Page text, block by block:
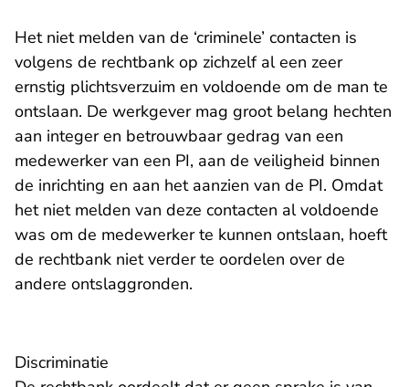
Het niet melden van de ‘criminele’ contacten is
volgens de rechtbank op zichzelf al een zeer
ernstig plichtsverzuim en voldoende om de man te
ontslaan. De werkgever mag groot belang hechten
aan integer en betrouwbaar gedrag van een
medewerker van een PI, aan de veiligheid binnen
de inrichting en aan het aanzien van de PI. Omdat
het niet melden van deze contacten al voldoende
was om de medewerker te kunnen ontslaan, hoeft
de rechtbank niet verder te oordelen over de
andere ontslaggronden.
​Discriminatie